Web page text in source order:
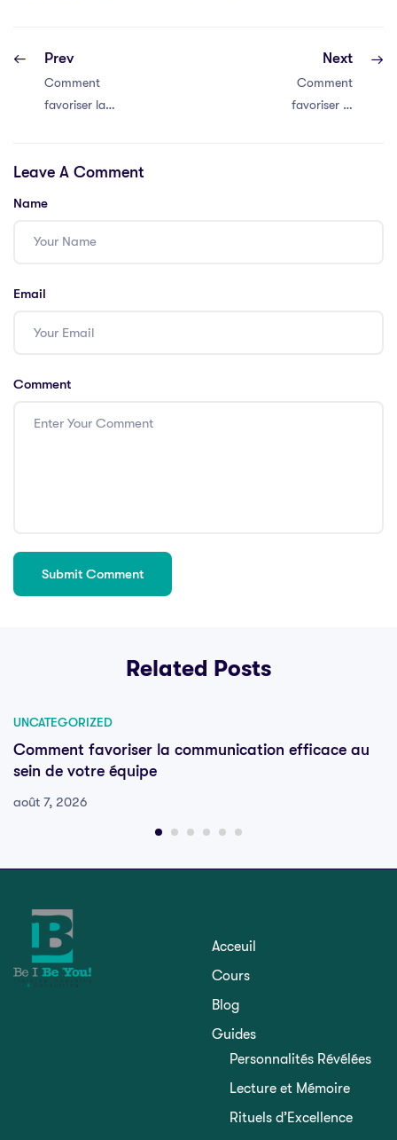
Prev
Comment
favoriser la
de votre équipe
Next
Comment
favoriser la
Leave A Comment
Name
Email
Comment
Related Posts
UNCATEGORIZED
Comment favoriser la communication efficace au
sein de votre équipe
août 7, 2026
Acceuil
Cours
Blog
Guides
Personnalités Révélées
Lecture et Mémoire
Rituels d’Excellence